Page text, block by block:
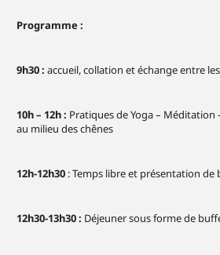
Programme :
9h30 : accueil, collation et échange entre
10h – 12h : Pratiques de Yoga – Méditation
au milieu des chênes
12h-12h30 : Temps libre et présentation
12h30-13h30 : Déjeuner sous forme de